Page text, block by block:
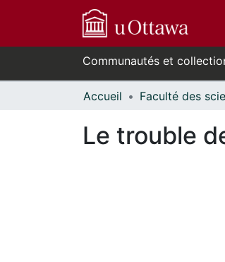
Communautés et
Accueil
Le trouble